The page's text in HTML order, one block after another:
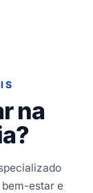
na
bem-estar e